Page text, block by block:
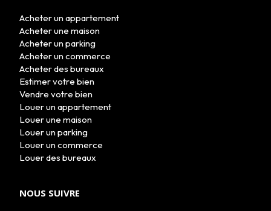
Acheter un appartement
Acheter une maison
Acheter un parking
Acheter un commerce
Acheter des bureaux
Estimer votre bien
Vendre votre bien
Louer un appartement
Louer une maison
Louer un parking
Louer un commerce
Louer des bureaux
NOUS SUIVRE